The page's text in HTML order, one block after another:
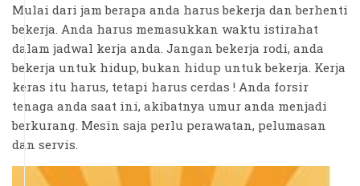
Mulai dari jam berapa anda harus bekerja dan berhenti
bekerja. Anda harus memasukkan waktu istirahat
dalam jadwal kerja anda. Jangan bekerja rodi, anda
bekerja untuk hidup, bukan hidup untuk bekerja. Kerja
keras itu harus, tetapi harus cerdas ! Anda forsir
tenaga anda saat ini, akibatnya umur anda menjadi
berkurang. Mesin saja perlu perawatan, pelumasan
dan servis.